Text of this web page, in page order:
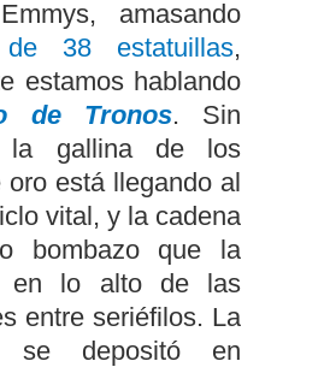
amasando
38 estatuillas,
estamos hablando
de Tronos. Sin
la gallina de los
oro está llegando al
vital, y la cadena
bombazo que la
en lo alto de las
entre seriéfilos. La
se depositó en